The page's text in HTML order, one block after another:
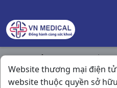
Website thương mại điện tử
website thuộc quyền sở
Trang chủ / Trang Thiết Bị
Máy đo Huyết áp Hem -